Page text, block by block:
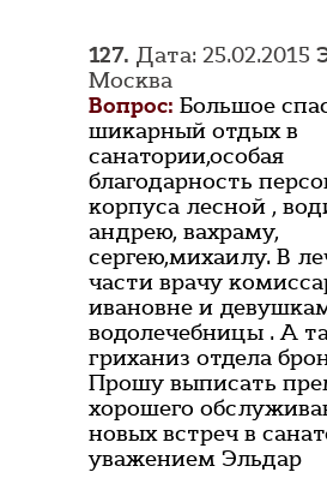
127. Дата: 25.02.2015
Москва
Вопрос: Большое
шикарный отдых в
санатории,особая
благодарность
корпуса лесной ,
андрею, вахраму,
сергею,михаилу. В
части врачу
ивановне и
водолечебницы . А
гриханиз отдела
Прошу выписать
хорошего
новых встреч в
уважением Эльдар